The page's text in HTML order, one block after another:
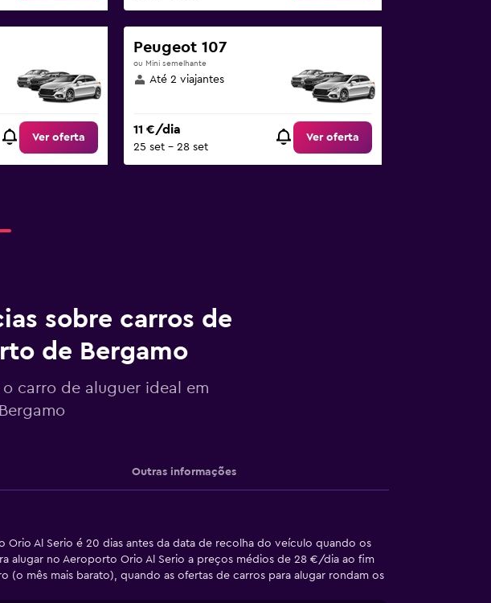
Ver oferta
Peugeot 107
ou Mini semelhante
Até 2 viajantes
11 €/dia
25 set – 28 set
Ver oferta
sobre carros de
de Bergamo
carro de aluguer ideal em
Outras informações
Al Serio é 20 dias antes da data de recolha do veículo quando os
alugar no Aeroporto Orio Al Serio a preços médios de 28 €/dia ao fim
mês mais barato), quando as ofertas de carros para alugar rondam os